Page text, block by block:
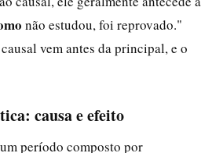
não estudou, foi reprovado."
vem antes da principal, e o
causa e efeito
período composto por